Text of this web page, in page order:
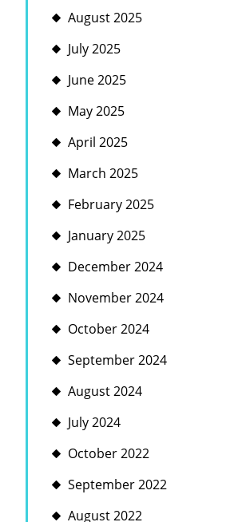
August 2025
July 2025
June 2025
May 2025
April 2025
March 2025
February 2025
January 2025
December 2024
November 2024
October 2024
September 2024
August 2024
July 2024
October 2022
September 2022
August 2022